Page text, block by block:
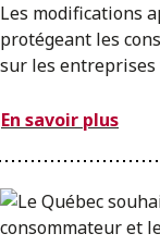
Les modifications
protégeant les
sur les entreprises
En savoir plus